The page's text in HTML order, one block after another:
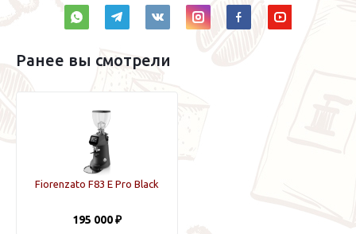
Ранее вы смотрели
Fiorenzato F83 E Pro Black
195 000 ₽